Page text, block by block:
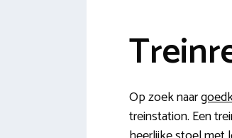
Op zoek naar
treinstation. Een